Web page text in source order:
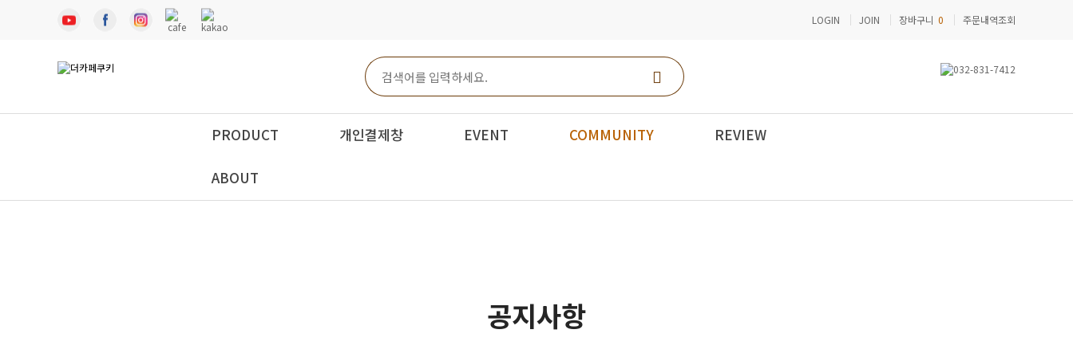
주문내역조회
장바구니 0
JOIN
LOGIN
PRODUCT 개인결제창 EVENT COMMUNITY REVIEW
ABOUT
공지사항